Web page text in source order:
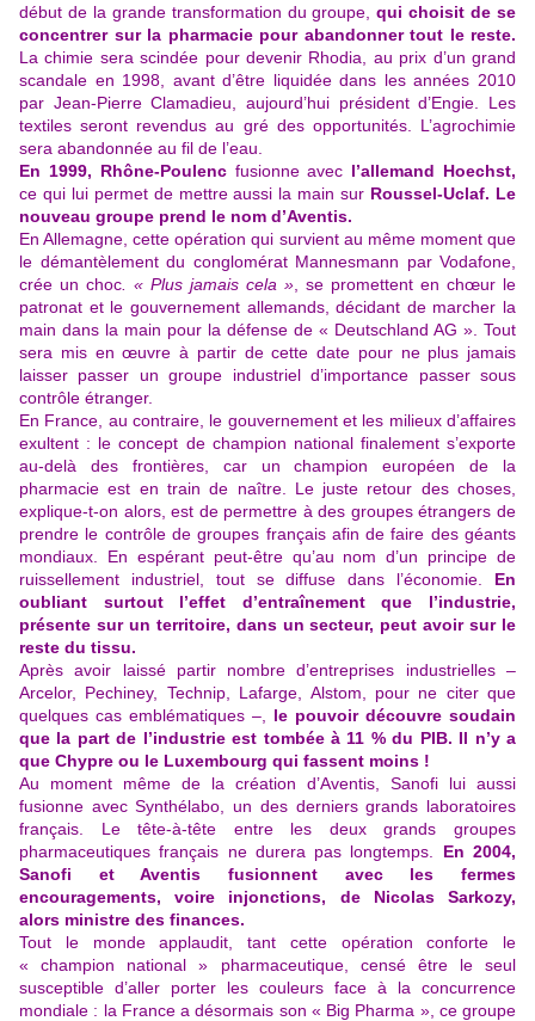
début de la grande transformation du groupe,qui choisit de se
concentrer sur la pharmacie pour abandonner tout le reste.
La chimie sera scindée pour devenir Rhodia, au prix d’un grand
scandale en 1998, avant d’être liquidée dans les années 2010
par Jean-Pierre Clamadieu, aujourd’hui président d’Engie. Les
textiles seront revendus au gré des opportunités. L’agrochimie
sera abandonnée au fil de l’eau.
En 1999, Rhône-Poulencfusionne avec l’allemand Hoechst,
ce qui lui permet de mettre aussi la main sur Roussel-Uclaf. Le
nouveau groupe prend le nom d’Aventis.
En Allemagne, cette opération qui survient au même moment que
le démantèlement du conglomérat Mannesmann par Vodafone,
crée un choc . « Plus jamais cela » , se promettent en chœur le
patronat et le gouvernement allemands, décidant de marcher la
main dans la main pour la défense de « Deutschland AG ». Tout
sera mis en œuvre à partir de cette date pour ne plus jamais
laisser passer un groupe industriel d’importance passer sous
contrôle étranger.
En France, au contraire, le gouvernement et les milieux d’affaires
exultent : le concept de champion national finalement s’exporte
au-delà des frontières, car un champion européen de la
pharmacie est en train de naître. Le juste retour des choses,
explique-t-on alors, est de permettre à des groupes étrangers de
prendre le contrôle de groupes français afin de faire des géants
mondiaux. En espérant peut-être qu’au nom d’un principe de
ruissellement industriel, tout se diffuse dans l’économie. En
oubliant surtout l’effet d’entraînement que l’industrie,
présente sur un territoire, dans un secteur, peut avoir sur le
reste du tissu.
Après avoir laissé partir nombre d’entreprises industrielles –
Arcelor, Pechiney, Technip, Lafarge, Alstom, pour ne citer que
quelques cas emblématiques –, le pouvoir découvre soudain
que la part de l’industrie est tombée à 11 % du PIB. Il n’y a
que Chypre ou le Luxembourg qui fassent moins !
Au moment même de la création d’Aventis, Sanofi lui aussi
fusionne avec Synthélabo, un des derniers grands laboratoires
français. Le tête-à-tête entre les deux grands groupes
pharmaceutiques français ne durera pas longtemps. En 2004,
Sanofi et Aventis fusionnent avec les fermes
encouragements, voire injonctions, de Nicolas Sarkozy,
alors ministre des finances.
Tout le monde applaudit, tant cette opération conforte le
« champion national » pharmaceutique, censé être le seul
susceptible d’aller porter les couleurs face à la concurrence
mondiale : la France a désormais son « Big Pharma », ce groupe